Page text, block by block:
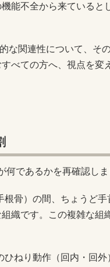
機能不全から来ていると
な関連性について、そ
べての方へ、視点を変
であるかを再確認しま
根骨）の間、ちょうど手
織です。この複雑な組
ねり動作（回内・回外